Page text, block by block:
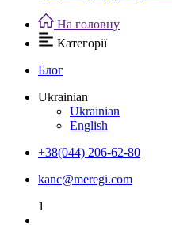
На головну
Категорії
Блог
Ukrainian
Ukrainian
English
+38(044) 206-62-80
kanc@meregi.com
1